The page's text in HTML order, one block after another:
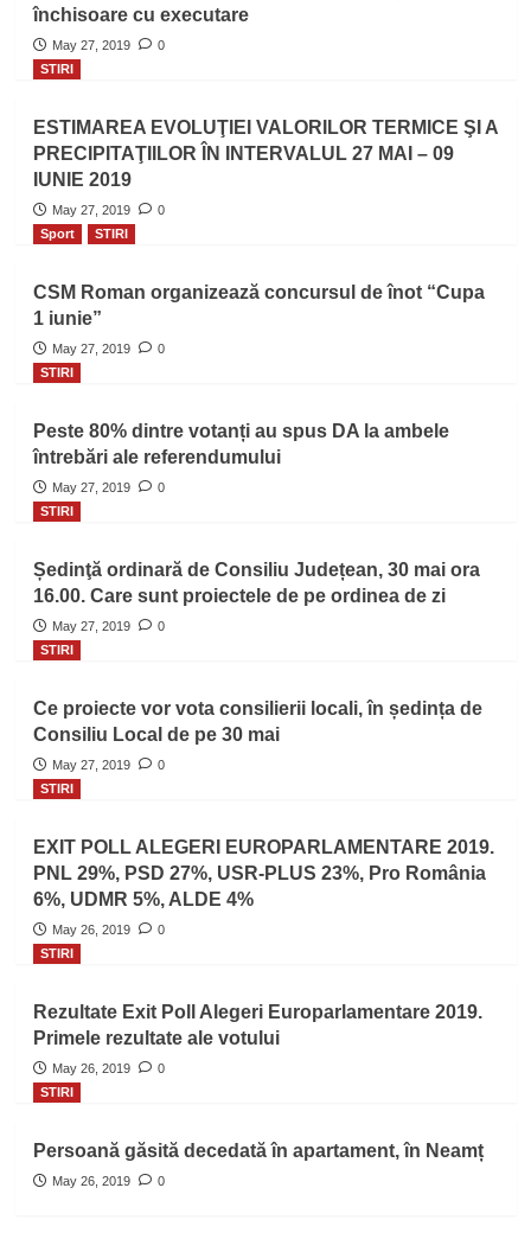
închisoare cu executare
May 27, 2019
0
STIRI
ESTIMAREA EVOLUŢIEI VALORILOR TERMICE ŞI A
PRECIPITAŢIILOR ÎN INTERVALUL 27 MAI – 09
IUNIE 2019
May 27, 2019
0
Sport
STIRI
CSM Roman organizează concursul de înot “Cupa
1 iunie”
May 27, 2019
0
STIRI
Peste 80% dintre votanți au spus DA la ambele
întrebări ale referendumului
May 27, 2019
0
STIRI
Ședinţă ordinară de Consiliu Județean, 30 mai ora
16.00. Care sunt proiectele de pe ordinea de zi
May 27, 2019
0
STIRI
Ce proiecte vor vota consilierii locali, în ședința de
Consiliu Local de pe 30 mai
May 27, 2019
0
STIRI
EXIT POLL ALEGERI EUROPARLAMENTARE 2019.
PNL 29%, PSD 27%, USR-PLUS 23%, Pro România
6%, UDMR 5%, ALDE 4%
May 26, 2019
0
STIRI
Rezultate Exit Poll Alegeri Europarlamentare 2019.
Primele rezultate ale votului
May 26, 2019
0
STIRI
Persoană găsită decedată în apartament, în Neamț
May 26, 2019 0